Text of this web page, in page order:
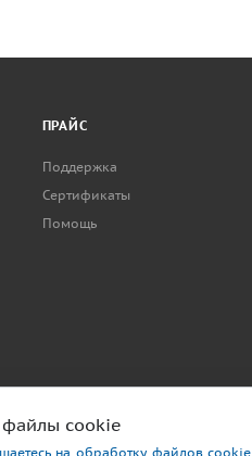
ПРАЙС
Поддержка
Сертификаты
Помощь
файлы cookie
на обработку файлов cookie